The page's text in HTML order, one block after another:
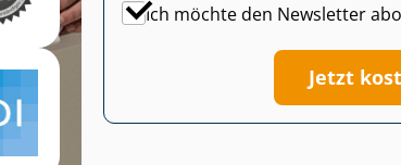
Ich möchte den Newsletter
Jetzt